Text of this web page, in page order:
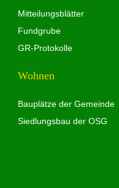
Mitteilungsblätter
Fundgrube
GR-Protokolle
Wohnen
Bauplätze der Gemeinde
Siedlungsbau der OSG